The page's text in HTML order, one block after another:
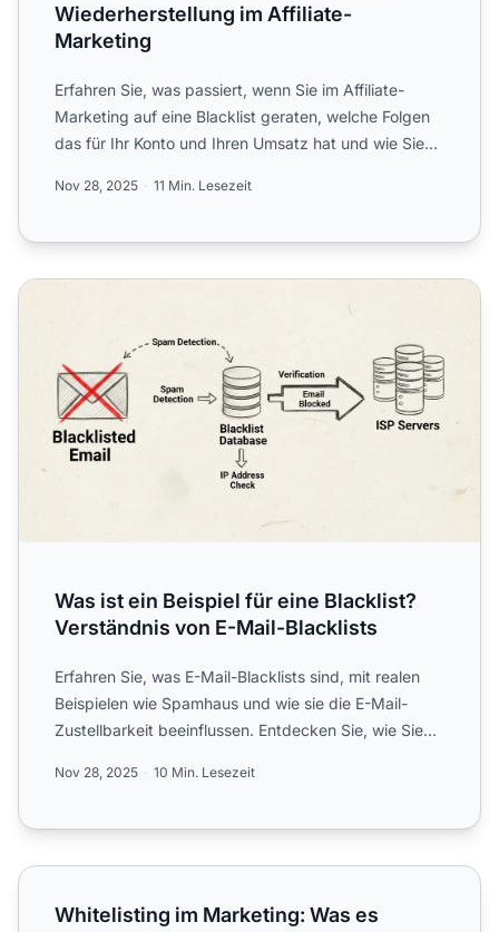
Wiederherstellung im Affiliate-
Marketing
Erfahren Sie, was passiert, wenn Sie im Affiliate-
Marketing auf eine Blacklist geraten, welche Folgen
das für Ihr Konto und Ihren Umsatz hat und wie Sie
Nov 28, 2025 11 Min. Lesezeit
Was ist ein Beispiel für eine Blacklist? Verständnis von E-
Was ist ein Beispiel für eine Blacklist?
Verständnis von E-Mail-Blacklists
Erfahren Sie, was E-Mail-Blacklists sind, mit realen
Beispielen wie Spamhaus und wie sie die E-Mail-
Zustellbarkeit beeinflussen. Entdecken Sie, wie Sie
Nov 28, 2025 10 Min. Lesezeit
Whitelisting im Marketing: Was es bedeutet
Whitelisting im Marketing: Was es